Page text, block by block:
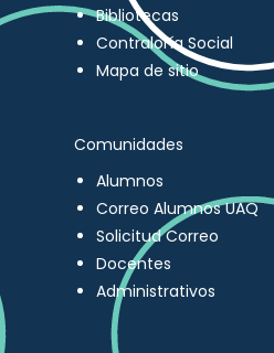
Bibliotecas
Contraloría Social
Mapa de sitio
Comunidades
Alumnos
Correo Alumnos UAQ
Solicitud Correo
Docentes
Administrativos